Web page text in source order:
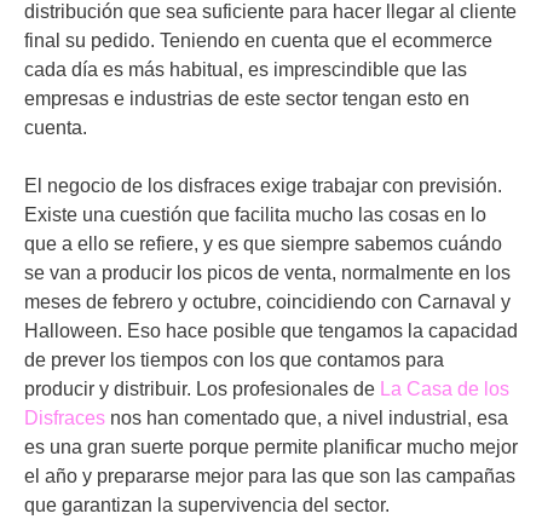
distribución que sea suficiente para hacer llegar al cliente
final su pedido. Teniendo en cuenta que el ecommerce
cada día es más habitual, es imprescindible que las
empresas e industrias de este sector tengan esto en
cuenta.
El negocio de los disfraces exige trabajar con previsión.
Existe una cuestión que facilita mucho las cosas en lo
que a ello se refiere, y es que siempre sabemos cuándo
se van a producir los picos de venta, normalmente en los
meses de febrero y octubre, coincidiendo con Carnaval y
Halloween. Eso hace posible que tengamos la capacidad
de prever los tiempos con los que contamos para
producir y distribuir. Los profesionales de La Casa de los
Disfraces nos han comentado que, a nivel industrial, esa
es una gran suerte porque permite planificar mucho mejor
el año y prepararse mejor para las que son las campañas
que garantizan la supervivencia del sector.